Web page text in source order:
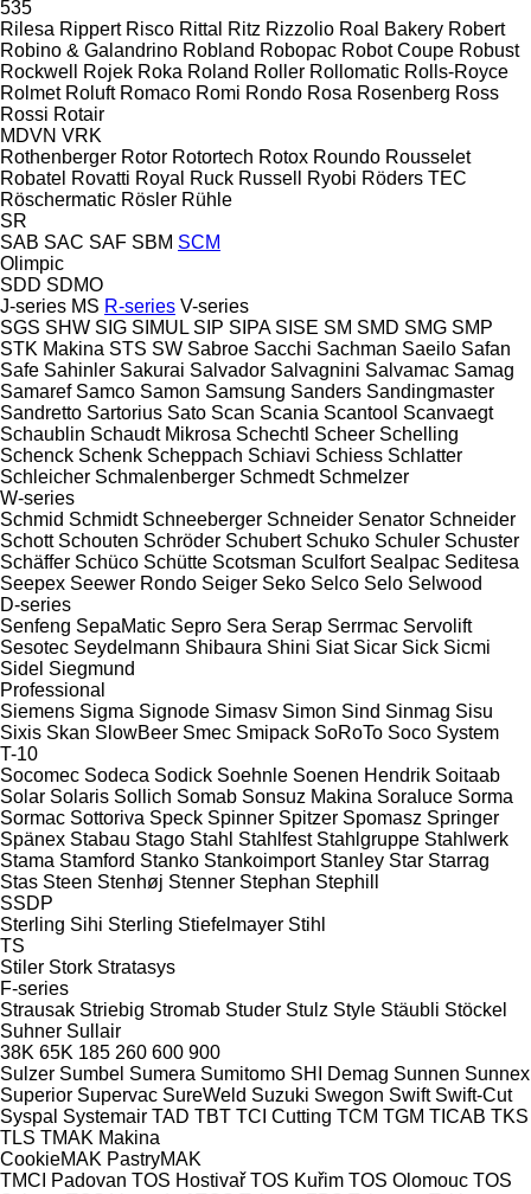
535
Rilesa Rippert Risco Rittal Ritz Rizzolio Roal Bakery Robert
Robino & Galandrino Robland Robopac Robot Coupe Robust
Rockwell
Rojek Roka Roland Roller Rollomatic Rolls-Royce
Rolmet Roluft Romaco Romi Rondo Rosa Rosenberg Ross
Rossi Rotair
MDVN VRK
Rothenberger Rotor Rotortech Rotox Roundo Rousselet
Robatel Rovatti Royal Ruck Russell Ryobi Röders TEC
Röschermatic Rösler Rühle
SR
SAB SAC SAF SBM SCM
Olimpic
SDD SDMO
J-series MS R-series V-series
SGS SHW SIG SIMUL SIP SIPA SISE SM SMD SMG SMP
STK Makina STS SW Sabroe Sacchi Sachman Saeilo Safan
Safe Sahinler Sakurai Salvador Salvagnini Salvamac Samag
Samaref Samco Samon Samsung Sanders Sandingmaster
Sandretto Sartorius Sato Scan Scania Scantool Scanvaegt
Schaublin Schaudt Mikrosa Schechtl Scheer Schelling
Schenck Schenk Scheppach Schiavi Schiess Schlatter
Schleicher Schmalenberger Schmedt Schmelzer
W-series
Schmid Schmidt Schneeberger Schneider Senator Schneider
Schott Schouten Schröder Schubert Schuko Schuler Schuster
Schäffer Schüco Schütte Scotsman Sculfort Sealpac Seditesa
Seepex Seewer Rondo Seiger Seko Selco Selo Selwood
D-series
Senfeng SepaMatic Sepro Sera Serap Serrmac Servolift
Sesotec Seydelmann Shibaura Shini Siat Sicar Sick Sicmi
Sidel Siegmund
Professional
Siemens Sigma Signode Simasv Simon Sind Sinmag Sisu
Sixis Skan SlowBeer Smec Smipack SoRoTo Soco System
T-10
Socomec Sodeca Sodick Soehnle Soenen Hendrik Soitaab
Solar Solaris Sollich Somab Sonsuz Makina Soraluce Sorma
Sormac Sottoriva Speck Spinner Spitzer Spomasz Springer
Spänex Stabau Stago Stahl Stahlfest Stahlgruppe Stahlwerk
Stama Stamford Stanko Stankoimport Stanley Star Starrag
Stas Steen Stenhøj Stenner Stephan Stephill
SSDP
Sterling Sihi Sterling Stiefelmayer Stihl
TS
Stiler Stork Stratasys
F-series
Strausak Striebig Stromab Studer Stulz Style Stäubli Stöckel
Suhner Sullair
38K 65K 185 260 600 900
Sulzer Sumbel Sumera Sumitomo SHI Demag Sunnen Sunnex
Superior Supervac SureWeld Suzuki Swegon Swift Swift-Cut
Syspal Systemair TAD TBT TCI Cutting TCM TGM TICAB TKS
TLS TMAK Makina
CookieMAK PastryMAK
TMCI Padovan TOS Hostivař TOS Kuřim TOS Olomouc TOS